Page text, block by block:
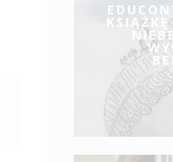
KSIĄŻKĘ